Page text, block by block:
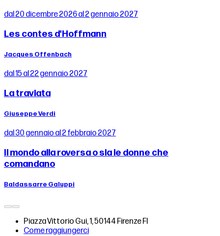
dal 20 dicembre 2026 al 2 gennaio 2027
Les contes d'Hoffmann
Jacques Offenbach
dal 15 al 22 gennaio 2027
La traviata
Giuseppe Verdi
dal 30 gennaio al 2 febbraio 2027
Il mondo alla roversa o sia le donne che
comandano
Baldassarre Galuppi
Piazza Vittorio Gui, 1, 50144 Firenze FI
Come raggiungerci